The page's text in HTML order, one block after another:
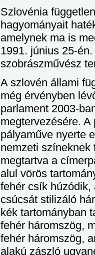
Szlovénia
hagyományait
amelynek ma is
1991. június 25-
szobrászművész
A szlovén állami
még érvényben
parlament 2003-
megtervezésére.
pályaműve nyerte
nemzeti színeknek
megtartva a
alul vörös
fehér csík húzódik,
csúcsát stilizáló
kék tartományban
fehér háromszög,
fehér háromszög,
alakú zászló